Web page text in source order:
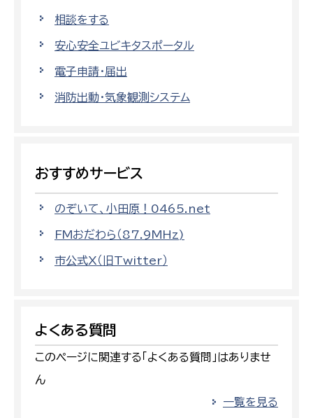
相談をする
安心安全ユビキタスポータル
電子申請・届出
消防出動・気象観測システム
おすすめサービス
のぞいて、小田原！0465.net
FMおだわら（87.9MHz)
市公式X（旧Twitter）
よくある質問
このページに関連する「よくある質問」はありませ
ん
一覧を見る